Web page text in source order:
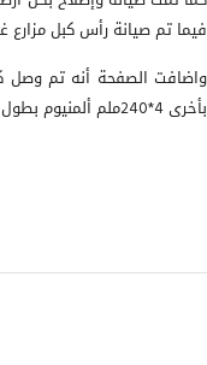
فيما تم صيانة رأس كبل مزارع
بأخرى 4*240ملم ألمنيوم بطول 58متر، وشد خط مقطوع مسافه واحد ألمنيوم ١٢٠مم في مشاع الطيار جانب مركز مسبق الصنع.